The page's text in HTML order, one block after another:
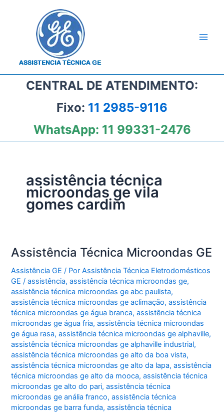
CENTRAL DE ATENDIMENTO:
Fixo: 11 2985-9116
WhatsApp: 11 99331-2476
assistência técnica
microondas ge vila
gomes cardim
Assistência Técnica Microondas GE
Assistência GE / PorAssistência Técnica Eletrodomésticos
GE/assistência,assistência técnica microondas ge,
assistência técnica microondas ge abc paulista,
assistência técnica microondas ge aclimação,assistência
técnica microondas ge água branca,assistência técnica
microondas ge água fria,assistência técnica microondas
ge água rasa,assistência técnica microondas ge alphaville,
assistência técnica microondas ge alphaville industrial,
assistência técnica microondas ge alto da boa vista,
assistência técnica microondas ge alto da lapa,assistência
técnica microondas ge alto da mooca,assistência técnica
microondas ge alto do pari,assistência técnica
microondas ge anália franco,assistência técnica
microondas ge barra funda,assistência técnica